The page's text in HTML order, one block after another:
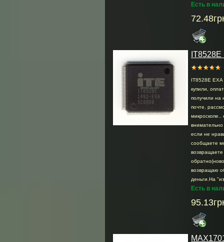
Есть в
IT8528E
IT8528E EXA
купили,
получили на
почте,
микроскопе..
внимательно
если не
сообщаете
возвращаете
возвращаю
деньги.На
Есть в